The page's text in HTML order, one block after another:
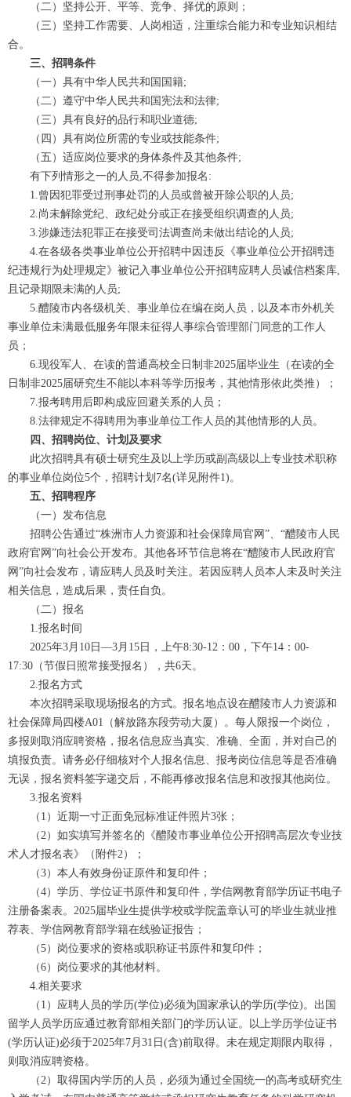
（二）坚持公开、平等、竞争、择优的原则；
（三）坚持工作需要、人岗相适，注重综合能力和专业知识相结
合。
三、招聘条件
（一）具有中华人民共和国国籍;
（二）遵守中华人民共和国宪法和法律;
（三）具有良好的品行和职业道德;
（四）具有岗位所需的专业或技能条件;
（五）适应岗位要求的身体条件及其他条件;
有下列情形之一的人员,不得参加报名:
1.曾因犯罪受过刑事处罚的人员或曾被开除公职的人员;
2.尚未解除党纪、政纪处分或正在接受组织调查的人员;
3.涉嫌违法犯罪正在接受司法调查尚未做出结论的人员;
4.在各级各类事业单位公开招聘中因违反《事业单位公开招聘违
纪违规行为处理规定》被记入事业单位公开招聘应聘人员诚信档案库,
且记录期限未满的人员;
5.醴陵市内各级机关、事业单位在编在岗人员，以及本市外机关
事业单位未满最低服务年限未征得人事综合管理部门同意的工作人
员；
6.现役军人、在读的普通高校全日制非2025届毕业生（在读的全
日制非2025届研究生不能以本科等学历报考，其他情形依此类推）；
7.报考聘用后即构成应回避关系的人员；
8.法律规定不得聘用为事业单位工作人员的其他情形的人员。
四、招聘岗位、计划及要求
此次招聘具有硕士研究生及以上学历或副高级以上专业技术职称
的事业单位岗位5个，招聘计划7名(详见附件1)。
五、招聘程序
（一）发布信息
招聘公告通过“株洲市人力资源和社会保障局官网”、“醴陵市人民
政府官网”向社会公开发布。其他各环节信息将在“醴陵市人民政府官
网”向社会发布，请应聘人员及时关注。若因应聘人员本人未及时关注
相关信息，造成后果，责任自负。
（二）报名
1.报名时间
2025年3月10日—3月15日，上午8:30-12：00，下午14：00-
17:30（节假日照常接受报名），共6天。
2.报名方式
本次招聘采取现场报名的方式。报名地点设在醴陵市人力资源和
社会保障局四楼A01（解放路东段劳动大厦）。每人限报一个岗位，
多报则取消应聘资格，报名信息应当真实、准确、全面，并对自己的
填报负责。请务必仔细核对个人报名信息、报考岗位信息等是否准确
无误，报名资料签字递交后，不能再修改报名信息和改报其他岗位。
3.报名资料
（1）近期一寸正面免冠标准证件照片3张；
（2）如实填写并签名的《醴陵市事业单位公开招聘高层次专业技
术人才报名表》（附件2）；
（3）本人有效身份证原件和复印件；
（4）学历、学位证书原件和复印件，学信网教育部学历证书电子
注册备案表。2025届毕业生提供学校或学院盖章认可的毕业生就业推
荐表、学信网教育部学籍在线验证报告；
（5）岗位要求的资格或职称证书原件和复印件；
（6）岗位要求的其他材料。
4.相关要求
（1）应聘人员的学历(学位)必须为国家承认的学历(学位)。出国
留学人员学历应通过教育部相关部门的学历认证。以上学历学位证书
(学历认证)必须于2025年7月31日(含)前取得。未在规定期限内取得，
则取消应聘资格。
（2）取得国内学历的人员，必须为通过全国统一的高考或研究生